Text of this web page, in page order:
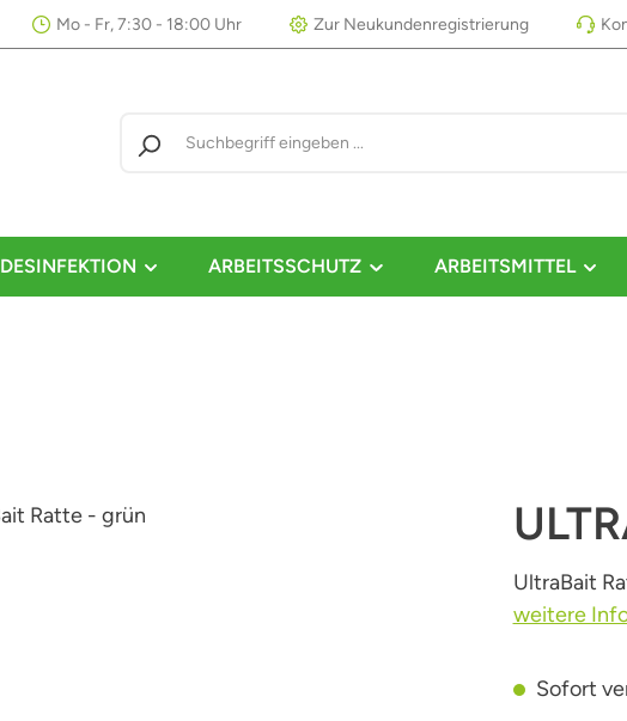
Mo - Fr, 7:30 - 18:00 Uhr Zur Neukundenregistrierung
DESINFEKTION ARBEITSSCHUTZ ARBEITSMITTEL
UltraBait
weitere
Sofort